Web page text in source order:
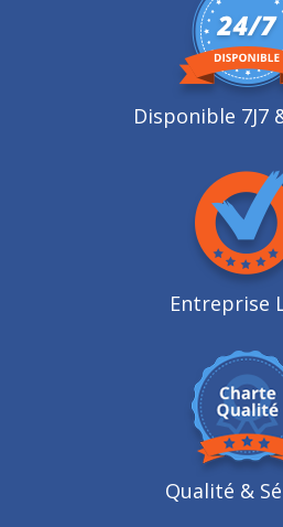
Disponible 7J7
Entreprise
Qualité &